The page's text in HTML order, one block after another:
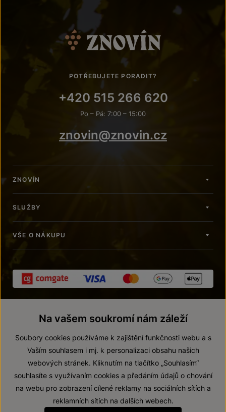
POTŘEBUJETE PORADIT?
+420 515 266 620
Po – Pá: 7:00 – 15:00
znovin@znovin.cz
ZNOVÍN
SLUŽBY
VŠE O NÁKUPU
© 2026 ZNOVÍN ZNOJMO, a. s.
Prohlášení o přístupnosti
Na vašem soukromí nám záleží
Soubory cookies používáme k zajištění funkčnosti webu a s
Vaším souhlasem i mj. k personalizaci obsahu našich
webových stránek. Kliknutím na tlačítko „Souhlasím“
souhlasíte s využívaním cookies a předáním údajů o chování
na webu pro zobrazení cílené reklamy na sociálních sítích a
reklamních sítích na dalších webech.